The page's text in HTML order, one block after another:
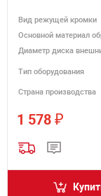
Вид режущей кромки
Основной материал
Диаметр диска
Тип оборудования
Страна производства
1 578 ₽